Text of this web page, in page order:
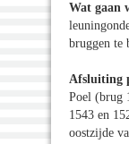
Wat gaan
bruggen te
Afsluiting
Poel (brug
1543 en
oostzijde